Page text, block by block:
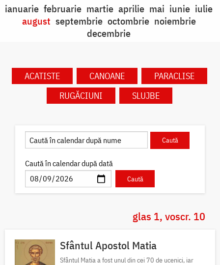
ianuarie februarie martie aprilie mai iunie iulie
august septembrie octombrie noiembrie
decembrie
ACATISTE CANOANE
PARACLISE
RUGĂCIUNI
SLUJBE
Caută în calendar după dată
glas 1, voscr. 10
Sfântul Apostol Matia
Sfântul Matia a fost unul din cei 70 de ucenici, iar